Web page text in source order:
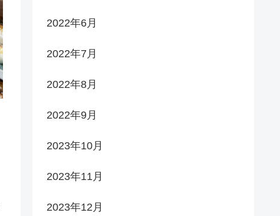
2022年6月
2022年7月
2022年8月
2022年9月
2023年10月
2023年11月
2023年12月